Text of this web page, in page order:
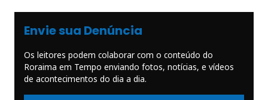
Envie sua Denúncia
Os leitores podem colaborar com o conteúdo do
Roraima em Tempo enviando fotos, notícias, e vídeos
de acontecimentos do dia a dia.